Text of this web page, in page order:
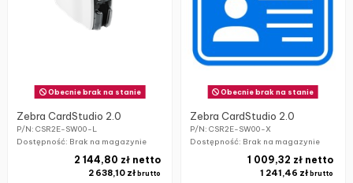
Obecnie brak na stanie
Zebra CardStudio 2.0
P/N: CSR2E-SW00-L
Dostępność: Brak na magazynie
2 638,10 zł brutto
2 144,80 zł netto
Obecnie brak na stanie
Zebra CardStudio 2.0
P/N: CSR2E-SW00-X
Dostępność: Brak na magazynie
1 241,46 złbrutto
1 009,32 zł netto